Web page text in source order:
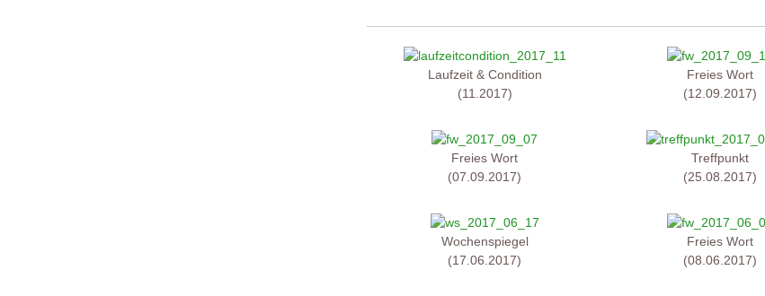
Laufzeit & Condition
(11.2017)
Freies Wort
(12.09.2017)
Freies Wort
(07.09.2017)
Treffpunkt
(25.08.2017)
Wochenspiegel
(17.06.2017)
Freies Wort
(08.06.2017)